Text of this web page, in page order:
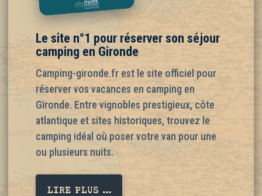
Le site n°1 pour réserver son séjour
camping en Gironde
Camping-gironde.fr est le site officiel pour
réserver vos vacances en camping en
Gironde. Entre vignobles prestigieux, côte
atlantique et sites historiques, trouvez le
camping idéal où poser votre van pour une
ou plusieurs nuits.
LIRE PLUS ...